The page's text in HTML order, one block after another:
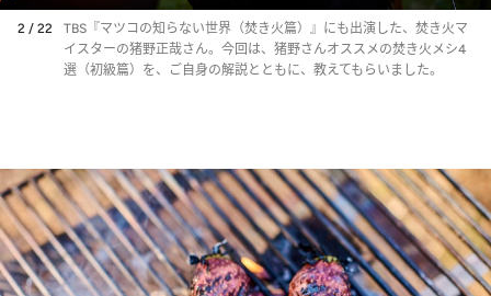
2 / 22
TBS『マツコの知らない世界（焚き火篇）』にも出演した、焚き火マ
イスターの猪野正哉さん。今回は、猪野さんオススメの焚き火メシ4
選（初級篇）を、ご自身の解説とともに、教えてもらいました。